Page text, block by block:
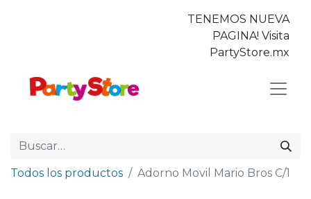
TENEMOS NUEVA
PAGINA! Visita
PartyStore.mx
Todos los productos Adorno Movil Mario Bros C/1